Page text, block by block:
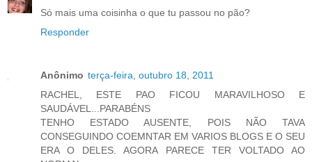
Só mais uma coisinha o que tu passou no pão?
Responder
Anônimo terça-feira, outubro 18, 2011
RACHEL, ESTE PAO FICOU MARAVILHOSO E
SAUDÁVEL...PARABÉNS
TENHO ESTADO AUSENTE, POIS NÃO TAVA
CONSEGUINDO COEMNTAR EM VARIOS BLOGS E O SEU
ERA O DELES. AGORA PARECE TER VOLTADO AO